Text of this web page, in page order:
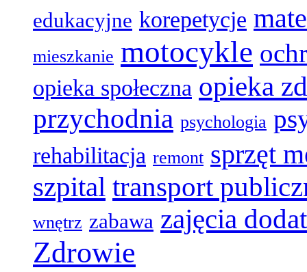
edukacyjne korepetycje
mieszkanie motocykle
opieka społeczna opieka
przychodnia psychologia
rehabilitacja remont sprzęt
szpital transport
wnętrz zabawa zajęcia
Zdrowie